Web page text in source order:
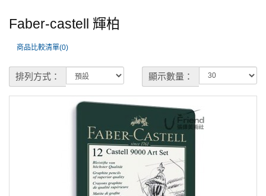
Faber-castell 輝柏
商品比較清單(0)
排列方式： 顯示數量：